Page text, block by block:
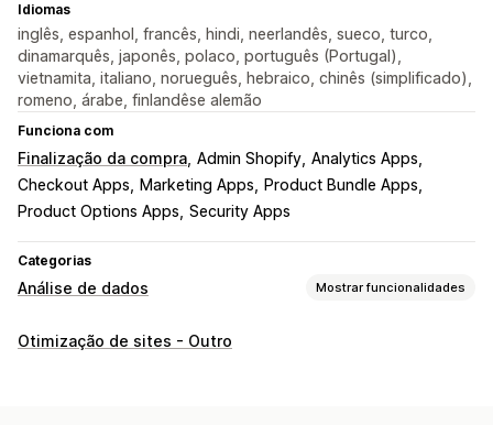
Idiomas
inglês, espanhol, francês, hindi, neerlandês, sueco, turco,
dinamarquês, japonês, polaco, português (Portugal),
vietnamita, italiano, norueguês, hebraico, chinês (simplificado),
romeno, árabe, finlandêse alemão
Funciona com
Finalização da compra Admin Shopify Analytics Apps
Checkout Apps
Marketing Apps
Product Bundle Apps
Product Options Apps Security Apps
Categorias
Análise de dados Mostrar funcionalidades
Comportamento do cliente
Otimização de sites - Outro